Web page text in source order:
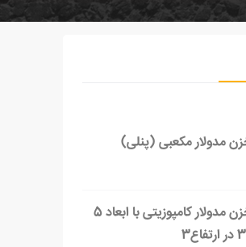
مدولار مکعبی (پنلی)
مخزن مدولار کامپوزیتی با ابعاد 5